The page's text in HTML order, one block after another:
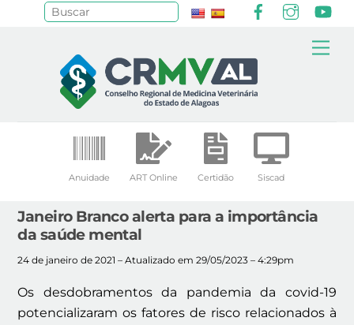
Anuidade ART Online Certidão Siscad
Janeiro Branco alerta para a importância
da saúde mental
24 de janeiro de 2021 – Atualizado em 29/05/2023 – 4:29pm
Os desdobramentos da pandemia da covid-19
potencializaram os fatores de risco relacionados à